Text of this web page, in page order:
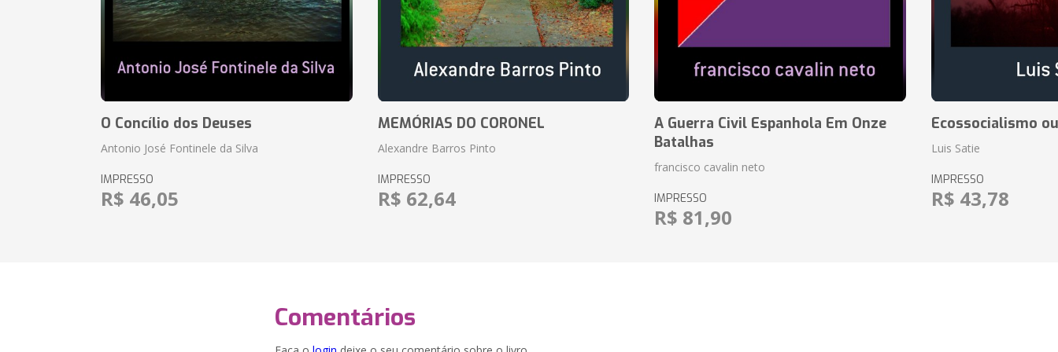
O Concílio dos Deuses
Antonio José Fontinele da Silva
IMPRESSO
R$ 46,05
MEMÓRIAS DO CORONEL
Alexandre Barros Pinto
IMPRESSO
R$ 62,64
A Guerra Civil Espanhola Em Onze
Batalhas
francisco cavalin neto
IMPRESSO
R$ 81,90
Ecossocialismo
Luis Satie
IMPRESSO
R$ 43,78
Comentários